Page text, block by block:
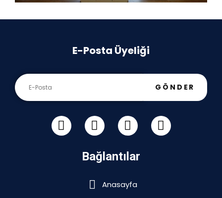
E-Posta Üyeliği
GÖNDER
Bağlantılar
Anasayfa